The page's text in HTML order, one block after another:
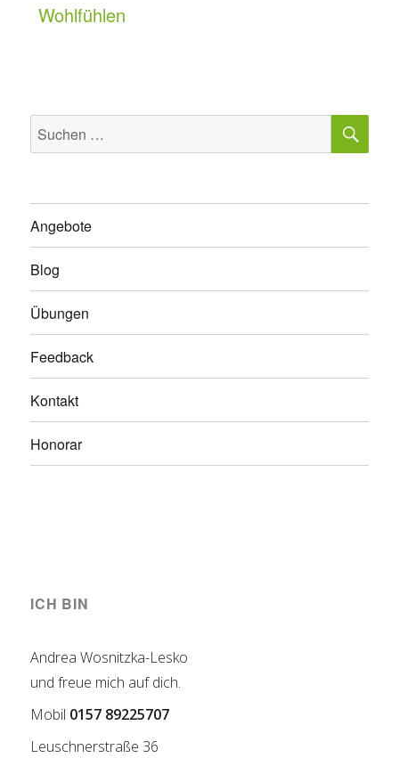
Wohlfühlen
Suchen
nach:
Angebote
Blog
Übungen
Feedback
Kontakt
Honorar
ICH BIN
Andrea Wosnitzka-Lesko
und freue mich auf dich.
Mobil 0157 89225707
Leuschnerstraße 36